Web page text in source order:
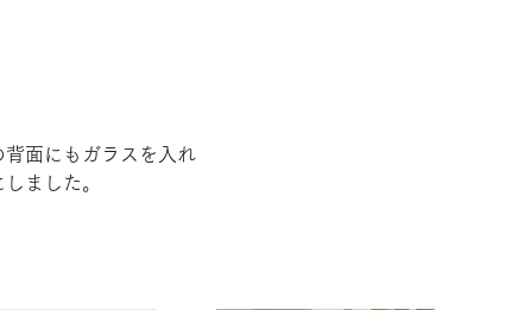
面にもガラスを入れ
ました。